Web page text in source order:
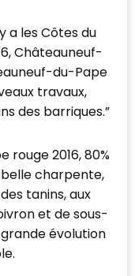
a les Côtes du
Châteauneuf-
du-Pape
travaux,
des barriques.”
2016, 80%
belle charpente,
tanins, aux
et de sous-
évolution